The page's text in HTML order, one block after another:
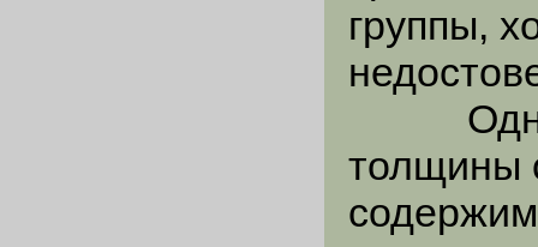
группы,
толщины